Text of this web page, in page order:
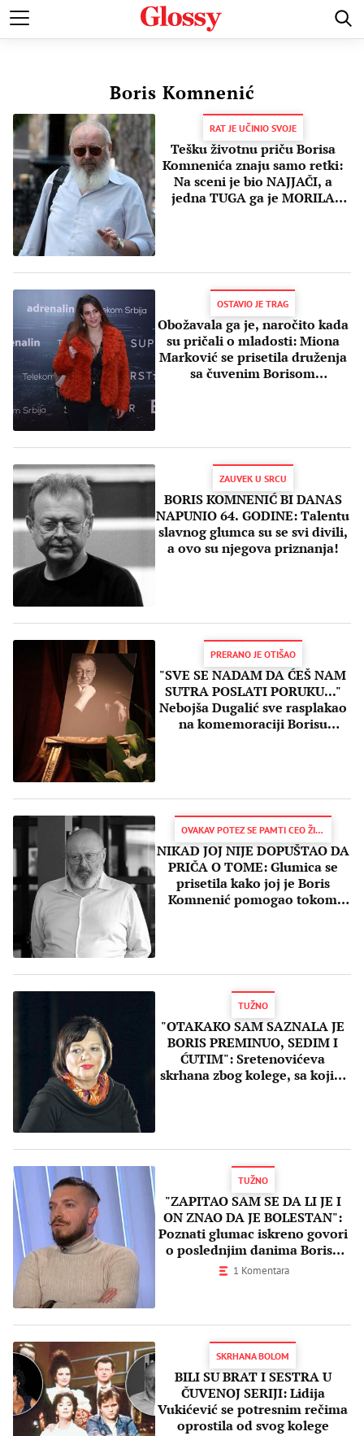
POZNATI MODA I LEPOTA ZDRAVI I SREĆNI LJUBAV
Boris Komnenić
RAT JE UČINIO SVOJE
Tešku životnu priču Borisa
Komnenića znaju samo retki:
Na sceni je bio NAJJAČI, a
jedna TUGA ga je MORILA
OSTAVIO JE TRAG
Obožavala ga je, naročito kada
su pričali o mladosti: Miona
Marković se prisetila druženja
sa čuvenim Borisom
ZAUVEK U SRCU
BORIS KOMNENIĆ BI DANAS
NAPUNIO 64. GODINE: Talentu
slavnog glumca su se svi divili,
a ovo su njegova priznanja!
PRERANO JE OTIŠAO
"SVE SE NADAM DA ĆEŠ NAM
SUTRA POSLATI PORUKU..."
Nebojša Dugalić sve rasplakao
na komemoraciji Borisu
OVAKAV POTEZ SE PAMTI CEO ŽIVOT
NIKAD JOJ NIJE DOPUŠTAO DA
PRIČA O TOME: Glumica se
prisetila kako joj je Boris
Komnenić pomogao tokom
TUŽNO
"OTAKAKO SAM SAZNALA JE
BORIS PREMINUO, SEDIM I
ĆUTIM": Sretenovićeva
skrhana zbog kolege, sa kojim
TUŽNO
"ZAPITAO SAM SE DA LI JE I
ON ZNAO DA JE BOLESTAN":
Poznati glumac iskreno govori
o poslednjim danima Borisa
Komnenića!
1 Komentara
SKRHANA BOLOM
BILI SU BRAT I SESTRA U
ČUVENOJ SERIJI: Lidija
Vukićević se potresnim rečima
oprostila od svog kolege